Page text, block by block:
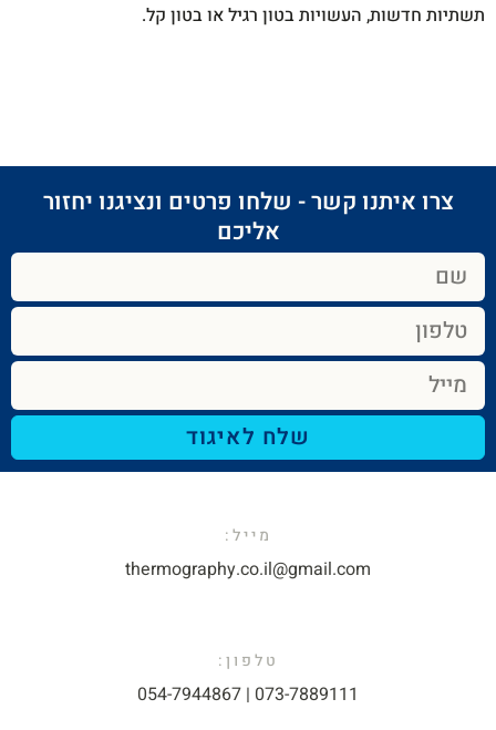
תשתיות חדשות, העשויות בטון רגיל או בטון קל.
צרו איתנו קשר - שלחו פרטים ונציגנו יחזור
אליכם​
שלח לאיגוד
מייל:​
thermography.co.il@gmail.com​
טלפון:
073-7889111 | 054-7944867​